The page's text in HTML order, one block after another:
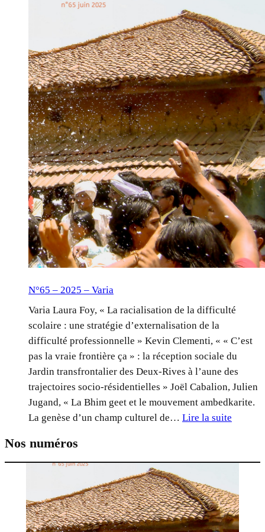
N°65 – 2025 – Varia
Varia Laura Foy, « La racialisation de la difficulté
scolaire : une stratégie d’externalisation de la
difficulté professionnelle » Kevin Clementi, « « C’est
pas la vraie frontière ça » : la réception sociale du
Jardin transfrontalier des Deux-Rives à l’aune des
trajectoires socio-résidentielles » Joël Cabalion, Julien
Jugand, « La Bhim geet et le mouvement ambedkarite.
La genèse d’un champ culturel de… Lire la suite
°
5
–
2
Nos numéros